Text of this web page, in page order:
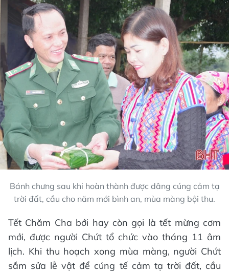
Bánh chưng sau khi hoàn thành được dâng cúng cảm tạ
trời đất, cầu cho năm mới bình an, mùa màng bội thu.
Tết Chăm Cha bới hay còn gọi là tết mừng cơm
mới, được người Chứt tổ chức vào tháng 11 âm
lịch. Khi thu hoạch xong mùa màng, người Chứt
sắm sửa lễ vật để cúng tế cảm tạ trời đất, cầu